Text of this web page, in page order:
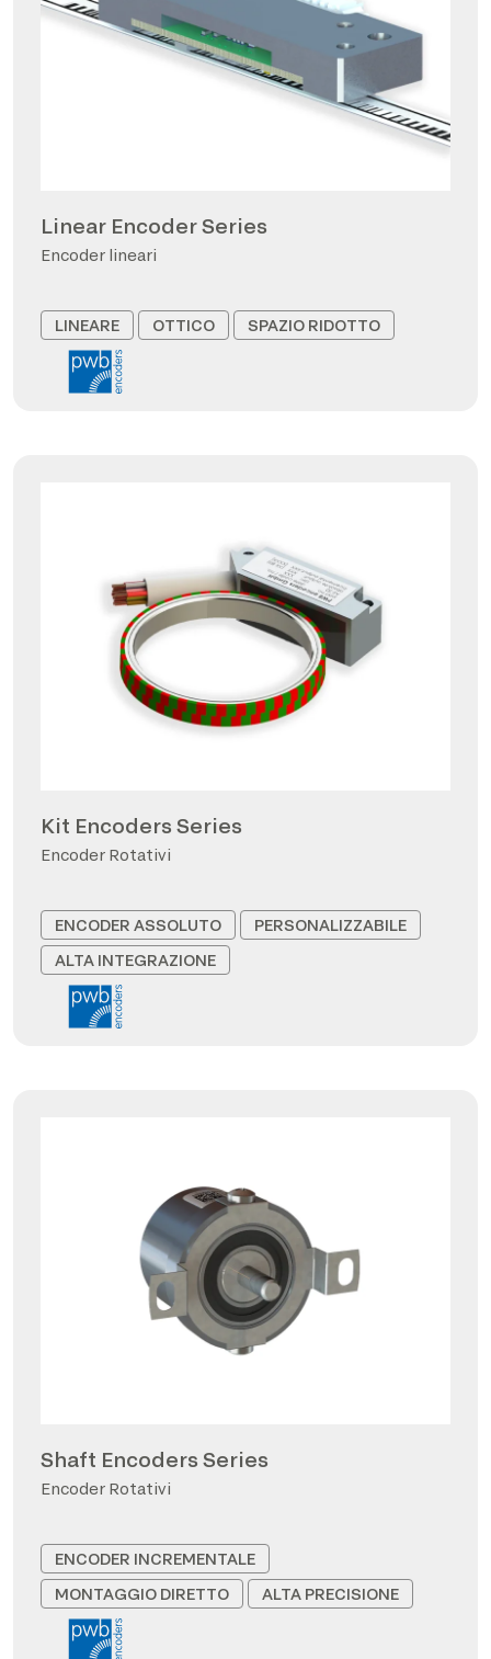
Linear Encoder Series
Encoder lineari
LINEARE OTTICO SPAZIO RIDOTTO
Kit Encoders Series
Encoder Rotativi
ENCODER ASSOLUTO
PERSONALIZZABILE
ALTA INTEGRAZIONE
Shaft Encoders Series
Encoder Rotativi
ENCODER INCREMENTALE
MONTAGGIO DIRETTO
ALTA PRECISIONE